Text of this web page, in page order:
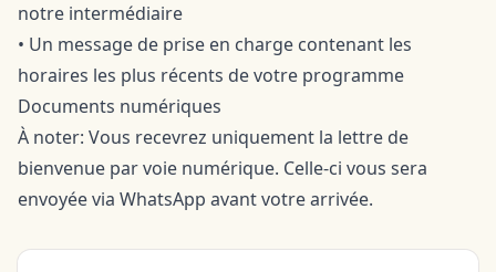
notre intermédiaire
• Un message de prise en charge contenant les
horaires les plus récents de votre programme
Documents numériques
À noter: Vous recevrez uniquement la lettre de
bienvenue par voie numérique. Celle-ci vous sera
envoyée via WhatsApp avant votre arrivée.